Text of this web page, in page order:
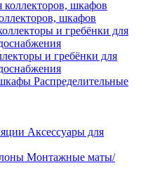
шкафов
и гребёнки для
Распределительные
Аксессуары для
Монтажные маты/